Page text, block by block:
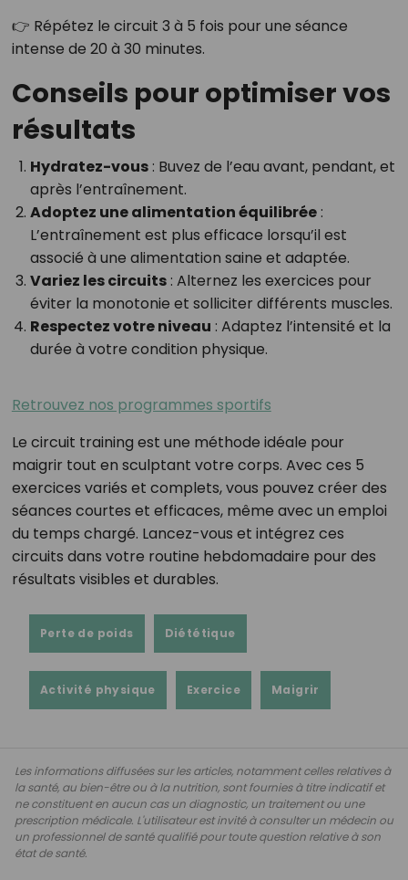
👉 Répétez le circuit 3 à 5 fois pour une séance
intense de 20 à 30 minutes.
Conseils pour optimiser vos
résultats
Hydratez-vous: Buvez de l’eau avant, pendant, et
après l’entraînement.
Adoptez une alimentation équilibrée:
L’entraînement est plus efficace lorsqu’il est
associé à une alimentation saine et adaptée.
Variez les circuits: Alternez les exercices pour
éviter la monotonie et solliciter différents muscles.
Respectez votre niveau : Adaptez l’intensité et la
durée à votre condition physique.
Retrouvez nos programmes sportifs
Le circuit training est une méthode idéale pour
maigrir tout en sculptant votre corps. Avec ces 5
exercices variés et complets, vous pouvez créer des
séances courtes et efficaces, même avec un emploi
du temps chargé. Lancez-vous et intégrez ces
circuits dans votre routine hebdomadaire pour des
résultats visibles et durables.
Perte de poids Diététique
Activité physique Exercice Maigrir
Les informations diffusées sur les articles, notamment celles relatives à
la santé, au bien-être ou à la nutrition, sont fournies à titre indicatif et
ne constituent en aucun cas un diagnostic, un traitement ou une
prescription médicale. L'utilisateur est invité à consulter un médecin ou
un professionnel de santé qualifié pour toute question relative à son
état de santé.